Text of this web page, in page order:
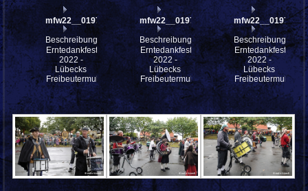
mfw22__0197980
Beschreibung:
Erntedankfest
2022 -
Lübecks
Freibeutermukke
mfw22__0197979
Beschreibung:
Erntedankfest
2022 -
Lübecks
Freibeutermukke
mfw22__0197978
Beschreibung:
Erntedankfest
2022 -
Lübecks
Freibeutermukke